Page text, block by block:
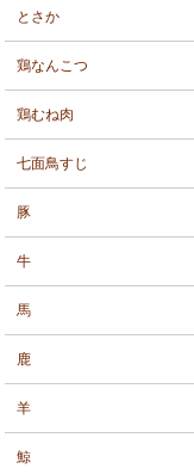
とさか
鶏なんこつ
鶏むね肉
七面鳥すじ
豚
牛
馬
鹿
羊
鯨